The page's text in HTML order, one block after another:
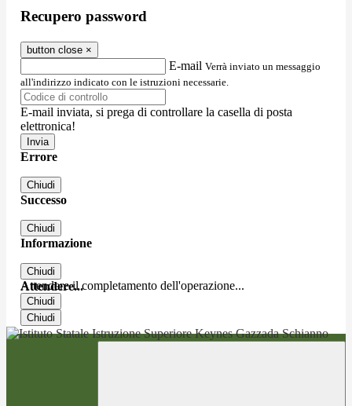
Recupero password
button close ×
E-mail Verrà inviato un messaggio
all'indirizzo indicato con le istruzioni necessarie.
E-mail inviata, si prega di controllare la casella di posta
elettronica!
Errore
Chiudi
Successo
Chiudi
Informazione
Chiudi
Attendere...
Attendere il completamento dell'operazione...
Chiudi
Chiudi